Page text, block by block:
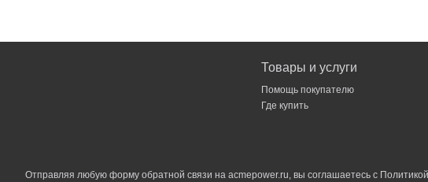
Товары и услуги
Помощь покупателю
Где купить
Отправляя любую форму обратной связи на acmepower.ru, вы соглашаетесь с